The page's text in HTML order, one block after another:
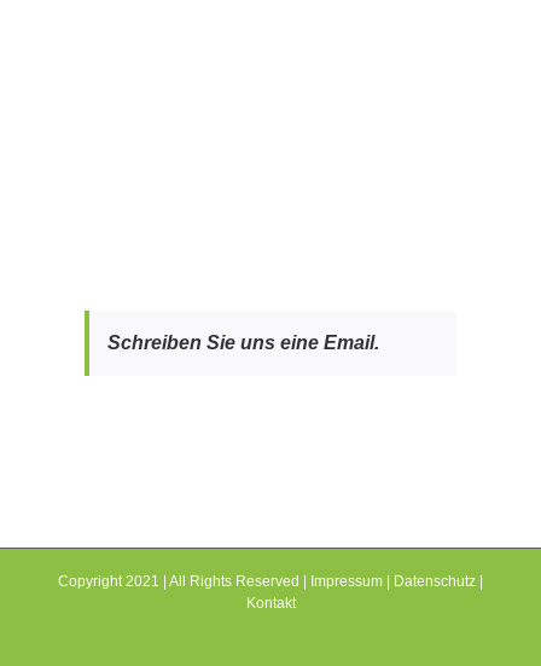
Schreiben Sie uns eine Email.
Copyright 2021 | All Rights Reserved | Impressum Datenschutz
Kontakt